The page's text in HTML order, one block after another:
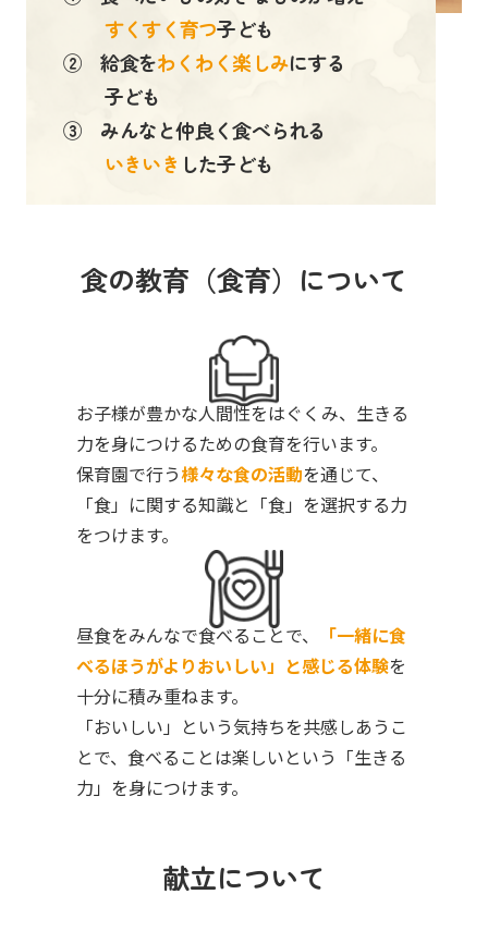
すくすく育つ子ども
② 給食をわくわく楽しみにする
子ども
③ みんなと仲良く食べられる
いきいき した子ども
食の教育（食育）について
お子様が豊かな人間性をはぐくみ、生きる
力を身につけるための食育を行います。
保育園で行う様々な食の活動を通じて、
「食」に関する知識と「食」を選択する力
をつけます。
昼食をみんなで食べることで、
「一緒に食
べるほうがよりおいしい」と感じる体験を
十分に積み重ねます。
「おいしい」という気持ちを共感しあうこ
とで、食べることは楽しいという「生きる
力」を身につけます。
献立について